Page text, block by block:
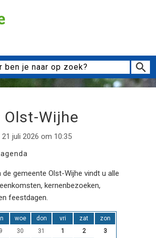
Wijhe
juli 2026 om 10:35
de gemeente Olst-Wijhe vindt u alle
kernenbezoeken,
feestdagen.
woe don vri zat
zon
30 31 1 2
3